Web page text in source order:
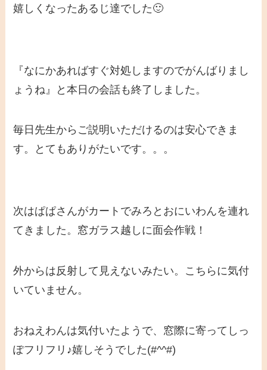
嬉しくなったあるじ達でした🙂
『なにかあればすぐ対処しますのでがんばりまし
ょうね』と本日の会話も終了しました。
毎日先生からご説明いただけるのは安心できま
す。とてもありがたいです。。。
次はぱぱさんがカートでみろとおにいわんを連れ
てきました。窓ガラス越しに面会作戦！
外からは反射して見えないみたい。こちらに気付
いていません。
おねえわんは気付いたようで、窓際に寄ってしっ
ぽフリフリ♪嬉しそうでした(#^^#)